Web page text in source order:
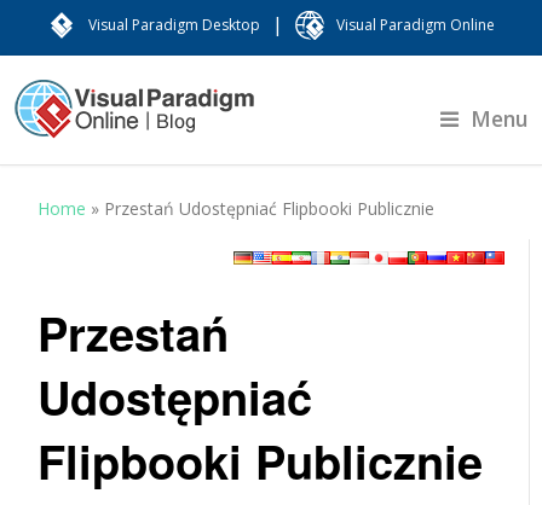
Visual Paradigm Desktop | Visual Paradigm Online
Menu
Home » Przestań Udostępniać Flipbooki Publicznie
Przestań
Udostępniać
Flipbooki Publicznie